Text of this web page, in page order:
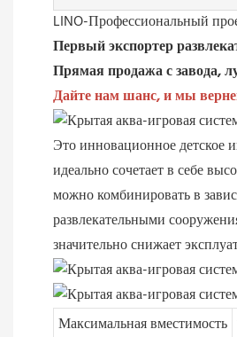
LINO-Профессиональный
Первый экспортер
Прямая продажа с завода,
Дайте нам шанс, и мы
Это инновационное детское
идеально сочетает в себе
можно комбинировать в
развлекательными
значительно снижает
Максимальная вместимость